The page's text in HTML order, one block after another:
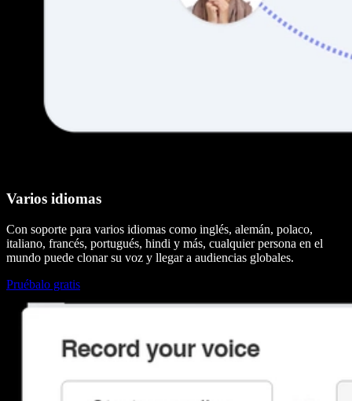
Varios idiomas
Con soporte para varios idiomas como inglés, alemán, polaco,
italiano, francés, portugués, hindi y más, cualquier persona en el
mundo puede clonar su voz y llegar a audiencias globales.
Pruébalo gratis